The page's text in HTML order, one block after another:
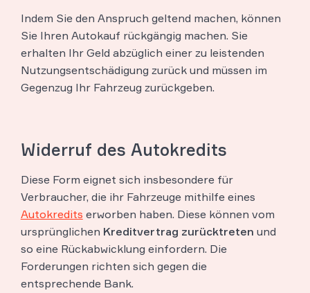
Indem Sie den Anspruch geltend machen, können
Sie Ihren Autokauf rückgängig machen. Sie
erhalten Ihr Geld abzüglich einer zu leistenden
Nutzungsentschädigung zurück und müssen im
Gegenzug Ihr Fahrzeug zurückgeben.
Widerruf des Autokredits
Diese Form eignet sich insbesondere für
Verbraucher, die ihr Fahrzeuge mithilfe eines
Autokredits erworben haben. Diese können vom
ursprünglichen Kreditvertrag zurücktreten und
so eine Rückabwicklung einfordern. Die
Forderungen richten sich gegen die
entsprechende Bank.